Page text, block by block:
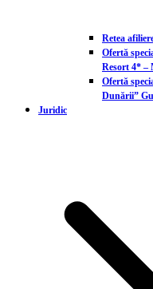
Retea
Ofertă
Resort 4* –
Ofertă
Dunării”
Juridic